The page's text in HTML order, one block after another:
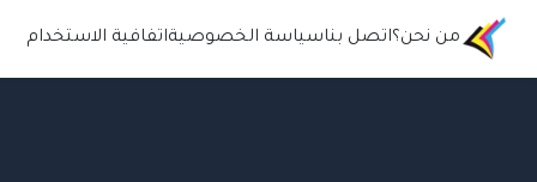
من نحن؟اتصل بناسياسة الخصوصيةاتفافية الاستخدام